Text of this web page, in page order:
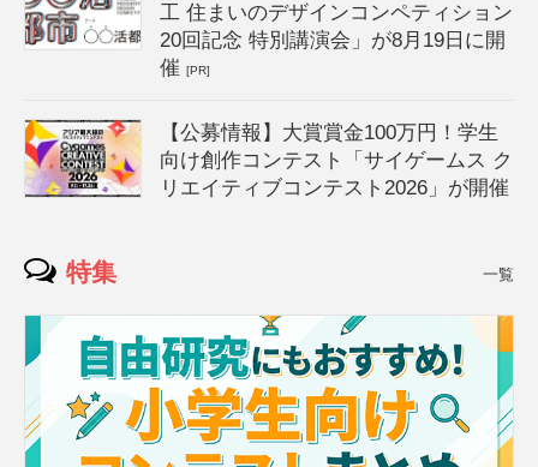
工 住まいのデザインコンペティション
20回記念 特別講演会」が8月19日に開
催[PR]
【公募情報】大賞賞金100万円！学生
向け創作コンテスト「サイゲームス ク
リエイティブコンテスト2026」が開催
特集 一覧